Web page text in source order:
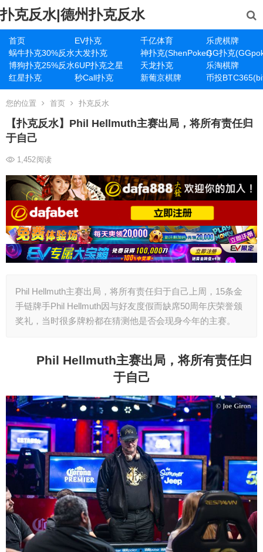
扑克反水|德州扑克反水
首页 EV扑克 千亿体育
乐虎棋牌
蜗牛扑克30%反水大发扑克 神扑克(ShenPoker)GG扑克
博狗扑克25%反水6UP扑克之星 天龙扑克
乐淘棋牌
红星扑克
秒Call扑克 新葡京棋牌 币投
您的位置 首页 扑克反水
【扑克反水】Phil Hellmuth主赛出局，将所有责任归
于自己
1,452阅读
Phil Hellmuth主赛出局，将所有责任归于自己上周，15条金
手链牌手Phil Hellmuth因与好友度假而缺席50周年庆荣誉颁
奖礼，当时很多牌粉都在猜测他是否会现身今年的主赛。
Phil Hellmuth主赛出局，将所有责任归
于自己